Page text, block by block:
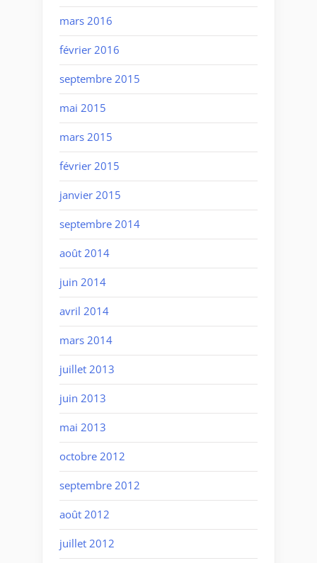
mars 2016
février 2016
septembre 2015
mai 2015
mars 2015
février 2015
janvier 2015
septembre 2014
août 2014
juin 2014
avril 2014
mars 2014
juillet 2013
juin 2013
mai 2013
octobre 2012
septembre 2012
août 2012
juillet 2012